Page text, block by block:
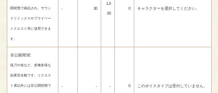
開状態で納品され、サウン
ドリミックスやプライベー
トクエスト等に使用できま
す。
- 30
1,0
00
0 キャラクターを選択してください。
非公開用SE
抜刀や炎など、多種多様な
効果音全般です。リクエス
ト者以外には非公開状態で - - - 0 このボイスタイプは受付していません。